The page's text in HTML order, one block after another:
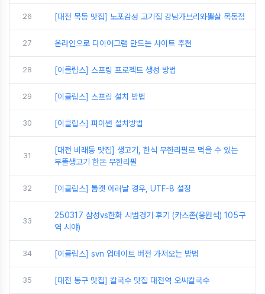
26 [대전 목동 맛집] 노포감성 고기집 강남가브리와뽈살 목동점
27 온라인으로 다이어그램 만드는 사이트 추천
28 [이클립스] 스프링 프로젝트 생성 방법
29 [이클립스] 스프링 설치 방법
30 [이클립스] 파이썬 설치방법
31
[대전 비래동 맛집] 생고기, 한식 무한리필로 먹을 수 있는
부뜰생고기 한돈 무한리필
32 [이클립스] 톰캣 에러날 경우, UTF-8 설정
33
250317 삼성vs한화 시범경기 후기 (카스존(응원석) 105구
역 시야)
34 [이클립스] svn 업데이트 버전 가져오는 방법
35 [대전 동구 맛집] 칼국수 맛집 대전역 오씨칼국수